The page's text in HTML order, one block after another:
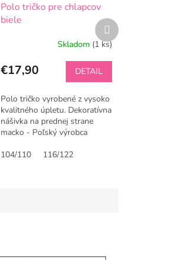
Polo tričko pre chlapcov
biele
Skladom (1 ks)
€17,90 DETAIL
Polo tričko vyrobené z vysoko
kvalitného úpletu. Dekoratívna
nášivka na prednej strane
macko - Poľský výrobca
odporúčame šortky a
104/110 116/122
Ďalší
produkt